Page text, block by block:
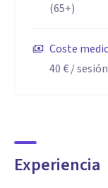
(65+)
Coste
40 €/ sesión
Experiencia